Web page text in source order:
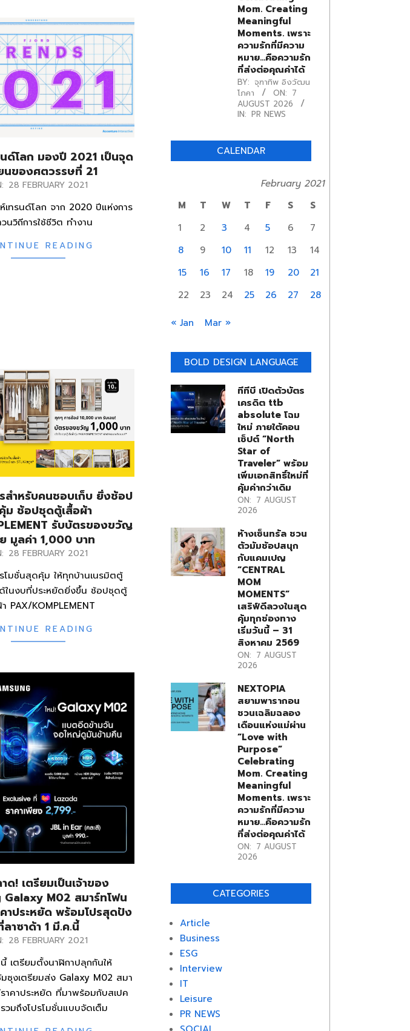
นด์โลก มองปี 2021 เป็นจุด
นของศตวรรษที่ 21
28 FEBRUARY 2021
ห์เทรนด์โลก จาก 2020 ปีแห่งการ
นวิถีการใช้ชีวิต ทำงาน
READING
สำหรับคนชอบเก็บ ยิ่งช้อป
ม ช้อปชุดตู้เสื้อผ้า
รับบัตรของขวัญ
มูลค่า 1,000 บาท
28 FEBRUARY 2021
โมชั่นสุดคุ้ม ให้ทุกบ้านเนรมิตตู้
ด้ในงบที่ประหยัดยิ่งขึ้น ช้อปชุดตู้
า PAX/KOMPLEMENT
READING
ด! เตรียมเป็นเจ้าของ
Galaxy M02 สมาร์ทโฟน
าประหยัด พร้อมโปรสุดปัง
ลาซาด้า 1 มี.ค.นี้
28 FEBRUARY 2021
เตรียมตั้งนาฬิกาปลุกกันให้
มซุงเตรียมส่ง Galaxy M02 สมา
าคาประหยัด ที่มาพร้อมกับสเปค
วมถึงโปรโมชั่นแบบจัดเต็ม
Mom. Creating
Meaningful
Moments. เพราะ
ความรักที่มีความ
หมาย…คือความรัก
ที่ส่งต่อคุณค่าได้
BY: จุฑาทิพ อิงวัฒน
โภคา
ON: 7
AUGUST 2026
IN: PR NEWS
CALENDAR
February 2021
M
T W T F S
S
1
2 3 4 5 6
7
8
9 10 11 12 13
14
15
16 17 18 19 20
21
22
23 24 25 26 27 28
« Jan Mar »
BOLD DESIGN LANGUAGE
ทีทีบี เปิดตัวบัตร
เครดิต ttb
absolute โฉม
ใหม่ ภายใต้คอน
เซ็ปต์ “North
Star of
Traveler” พร้อม
เพิ่มเอกสิทธิ์ใหม่ที่
คุ้มค่ากว่าเดิม
ON: 7 AUGUST
2026
ห้างเซ็นทรัล ชวน
ตัวมัมช้อปสนุก
กับแคมเปญ
“CENTRAL
MOM
MOMENTS”
เสริฟ์ดีลวงในสุด
คุ้มทุกช่องทาง
เริ่มวันนี้ – 31
สิงหาคม 2569
ON: 7 AUGUST
2026
NEXTOPIA
สยามพารากอน
ชวนเฉลิมฉลอง
เดือนแห่งแม่ผ่าน
“Love with
Purpose”
Celebrating
Mom. Creating
Meaningful
Moments. เพราะ
ความรักที่มีความ
หมาย…คือความรัก
ที่ส่งต่อคุณค่าได้
ON: 7 AUGUST
2026
CATEGORIES
Article
Business
ESG
Interview
IT
Leisure
PR NEWS